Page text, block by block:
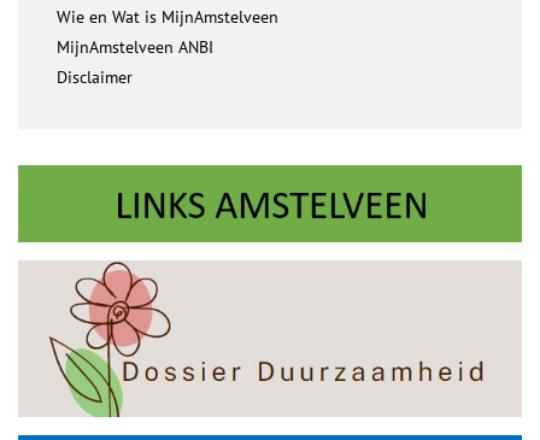
Wie en Wat is MijnAmstelveen
MijnAmstelveen ANBI
Disclaimer